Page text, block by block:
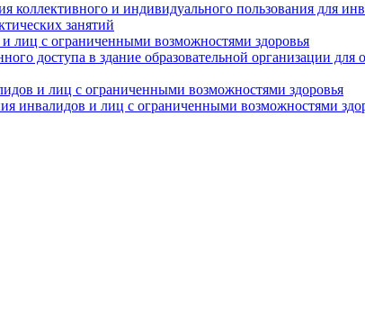
коллективного и индивидуального пользования для
занятий
лиц с ограниченными возможностями здоровья
доступа в здание образовательной организации
и лиц с ограниченными возможностями здоровья
инвалидов и лиц с ограниченными возможностями